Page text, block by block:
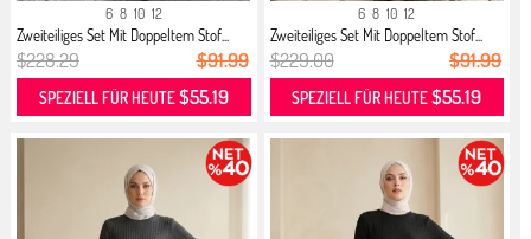
6 8 10 12
Zweiteiliges Set Mit Doppeltem Stof...
$228.29 $91.99
SPEZIELL FÜR HEUTE$55.19
6 8 10 12
Zweiteiliges Set Mit Doppeltem Stof...
$229.00 $91.99
SPEZIELL FÜR HEUTE$55.19